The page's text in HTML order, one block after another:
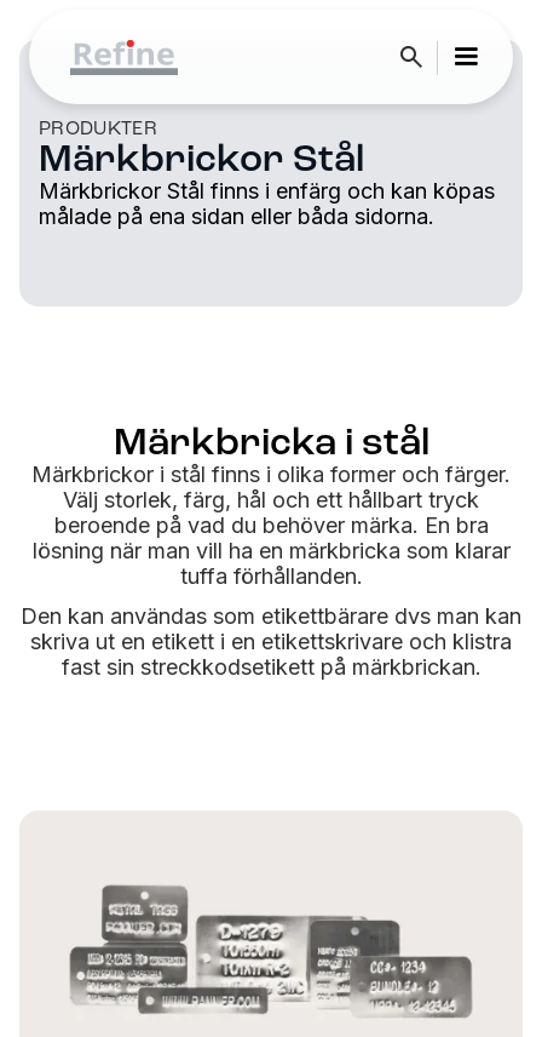
PRODUKTER
Märkbrickor Stål
Märkbrickor Stål finns i enfärg och kan köpas
målade på ena sidan eller båda sidorna.
Märkbricka i stål
Märkbrickor i stål finns i olika former och färger.
Välj storlek, färg, hål och ett hållbart tryck
beroende på vad du behöver märka. En bra
lösning när man vill ha en märkbricka som klarar
tuffa förhållanden.
Den kan användas som etikettbärare dvs man kan
skriva ut en etikett i en etikettskrivare och klistra
fast sin streckkodsetikett på märkbrickan.